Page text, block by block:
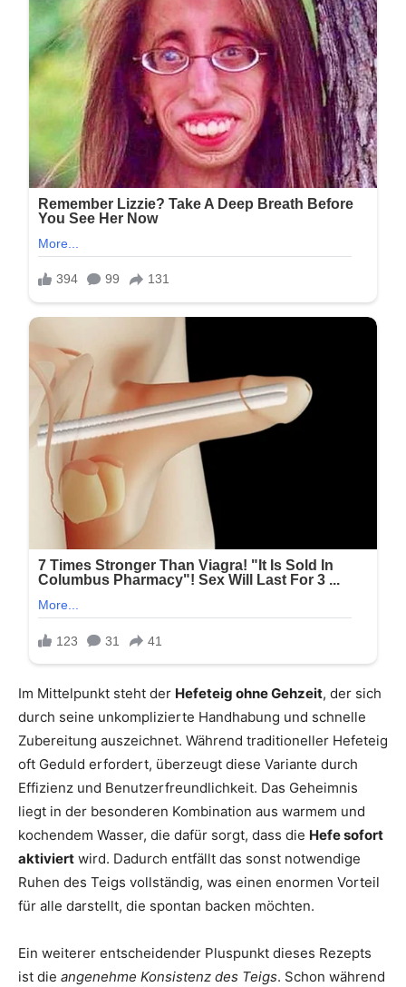
Im Mittelpunkt steht der Hefeteig ohne Gehzeit, der sich
durch seine unkomplizierte Handhabung und schnelle
Zubereitung auszeichnet. Während traditioneller Hefeteig
oft Geduld erfordert, überzeugt diese Variante durch
Effizienz und Benutzerfreundlichkeit. Das Geheimnis
liegt in der besonderen Kombination aus warmem und
kochendem Wasser, die dafür sorgt, dass die Hefe sofort
aktiviert wird. Dadurch entfällt das sonst notwendige
Ruhen des Teigs vollständig, was einen enormen Vorteil
für alle darstellt, die spontan backen möchten.
Ein weiterer entscheidender Pluspunkt dieses Rezepts
ist die angenehme Konsistenz des Teigs. Schon während